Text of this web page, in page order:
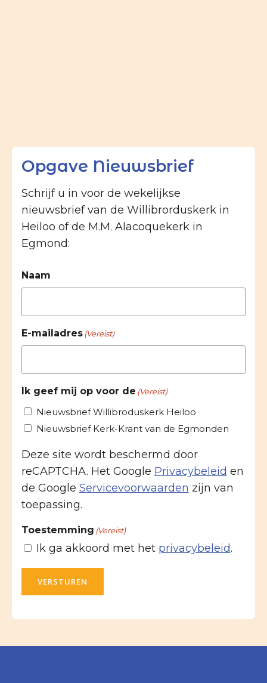
Opgave Nieuwsbrief
Schrijf u in voor de wekelijkse
nieuwsbrief van de Willibrorduskerk in
Heiloo of de M.M. Alacoquekerk in
Egmond:
Naam
E-mailadres (Vereist)
Ik geef mij op voor de (Vereist)
Nieuwsbrief Willibroduskerk Heiloo
Nieuwsbrief Kerk-Krant van de Egmonden
Deze site wordt beschermd door
reCAPTCHA. Het Google Privacybeleid en
de Google Servicevoorwaarden zijn van
toepassing.
Toestemming (Vereist)
Ik ga akkoord met het privacybeleid.
VERSTUREN